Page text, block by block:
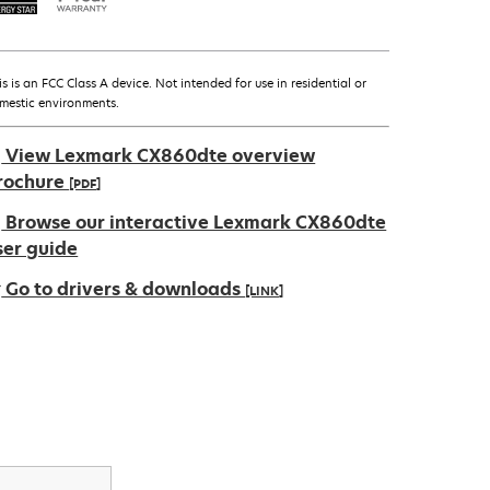
is an FCC Class A device. Not intended for use in residential or
environments.
View Lexmark CX860dte overview
[PDF]
Browse our interactive Lexmark CX860dte
guide
Go to drivers & downloads [LINK]